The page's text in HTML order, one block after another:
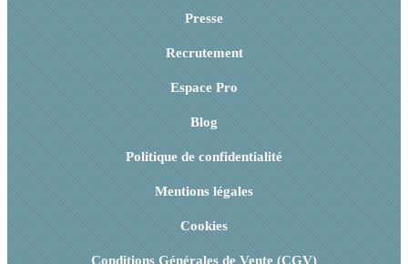
Presse
Recrutement
Espace Pro
Blog
Politique de confidentialité
Mentions légales
Cookies
Conditions Générales de Vente (CGV)